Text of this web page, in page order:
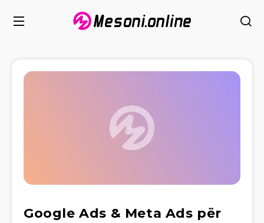
Google Ads & Meta Ads për